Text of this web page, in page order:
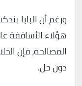
ورغم أن البابا
المصالحة، فإن
دون حل.